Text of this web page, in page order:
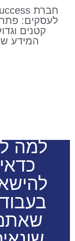
לעסקים:
קטנים
המידע
למה
כדאי